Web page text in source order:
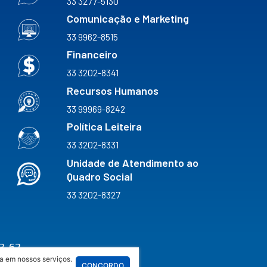
em nossos serviços.
Comunicação e Marketing
33 9962-8515
Financeiro
33 3202-8341
Recursos Humanos
33 99969-8242
Política Leiteira
33 3202-8331
Unidade de Atendimento ao
Quadro Social
33 3202-8327
62